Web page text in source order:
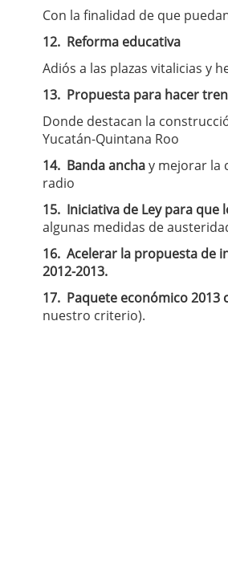
Con la finalidad de que
12. Reforma educativa
Adiós a las plazas vitalicias y
13. Propuesta para hacer
Donde destacan la
Yucatán-Quintana Roo
14. Banda anchay mejorar la
radio
15. Iniciativa de Ley para que
algunas medidas de
16. Acelerar la propuesta de
2012-2013.
17. Paquete económico 2013
nuestro criterio).